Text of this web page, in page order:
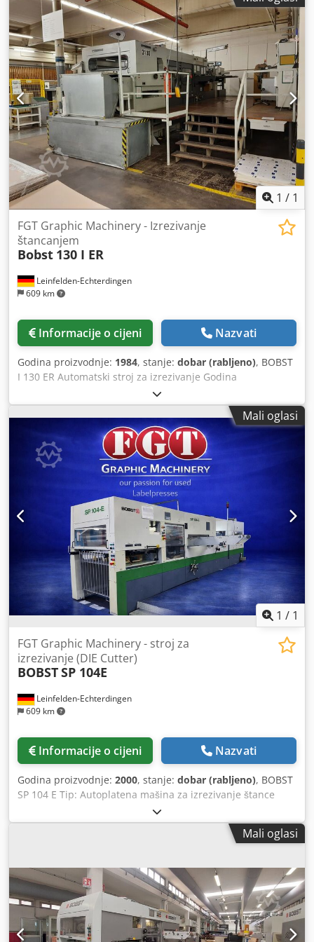
Detektor dvostrukih arki Centriranje i zatvaranje alata za
izrezivanje Stanica za izvlačenje otpada sa sustavom za
brzo učvršćivanje alata Visoki izlaz stoga Bobst CUBE II
Podignut za 35 cm Okvir za pripremu araka izvan stroja
Maksimalni format: 102 x 142 cm Minimalni format: 50 x 70
cm Minimalna gramatura papira: 80 g/m² Dkedjy D Ht
Sepfx Acrer Maksimalna gramatura kartona: 2.000 g
Maksimalna debljina valovitog kartona: 4 mm Maksimalna
brzina: 7.000 araka/sat Maksimalni tlak: 600 tona Dostupno
rujan/listopad 2026.
1 / 1
Leinfelden-Echterdingen
609 km
FGT Graphic Machinery - Izrezivanje
štancanjem
Bobst 130 I ER
Informacije o cijeni Nazvati
Godina proizvodnje: 1984, stanje: dobar (rabljeno), BOBST
I 130 ER Automatski stroj za izrezivanje Godina
proizvodnje: 1984 2. Formati arka Maksimalna veličina
arka: 920 x 1.300 mm Minimalna veličina arka: 450 x 580
mm Radni format: – Maks. 890 x 1.270 mm (otvoreni okvir)
Dsdpfsycv Dvsx Acrskr – Maks. 900 x 1.300 mm (zatvoreni
okvir) 3. Specifikacije materijala Maksimalna debljina
materijala: 1,5 mm (karton) Minimalna gramatura: 90 g/m²
Rub za hvatanje: 10 mm 4. Dimenzije okvira – 915 x 1.300
mm okvir bez prečke – 840 x 1.300 mm okvir s prečkom 5.
Visina stogova (Neprikidni rad) Visina stoga na ulagaču:
Maks. 1.500 mm s paletom Visina stoga na izlazu: Maks.
1.400 mm s paletom Maksimalna veličina palete: 900 x
1.300 mm 6. Oprema i značajke – Prikladno za obradu
kartona i papira – Nije prikladno za valoviti karton –
Mogućnost odstranjivanja otpadaka pomoću okvira za
odstranjivanje i razdjelnika – EMS sustav za bočno
poravnanje prema tiskanim oznakama
Mali oglasi
1 / 1
Leinfelden-Echterdingen
609 km
FGT Graphic Machinery - stroj za
izrezivanje (DIE Cutter)
BOBSTSP 104E
Informacije o cijeni Nazvati
Godina proizvodnje: 2000, stanje: dobar (rabljeno), BOBST
SP 104 E Tip: Autoplatena mašina za izrezivanje štance
Godina: 2000 Tehnički podaci: Maks. format arka: 740 x
1040 mm Min. format arka: 350 x 400 mm Maks. brzina:
8.000 araka/sat Maksimalna sila rezanja: 250 tona Radni
oprema: Ručno non-stop ulaganje Uređaj za sinhronizaciju
Vodilica za povlačenje arka sa strane 2 ramena za
izrezivanje 1 ploča za izrezivanje (4 mm) Centerline sistem
Mikrometarski uređaj za podešavanje (ploče 1 mm) C.U.B.E.
sistem Sekcija za izvlačenje otpada 1 set okvira za
Mali oglasi